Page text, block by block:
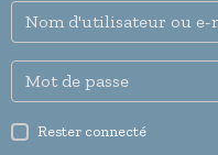
Rester connecté